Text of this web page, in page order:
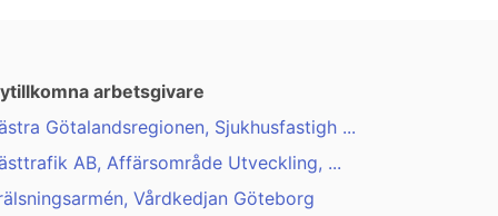
arbetsgivare
Götalandsregionen, Sjukhusfastigh ...
AB, Affärsområde Utveckling, ...
Vårdkedjan Göteborg